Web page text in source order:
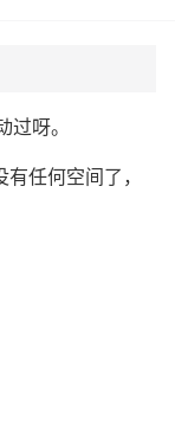
呀。
任何空间了，